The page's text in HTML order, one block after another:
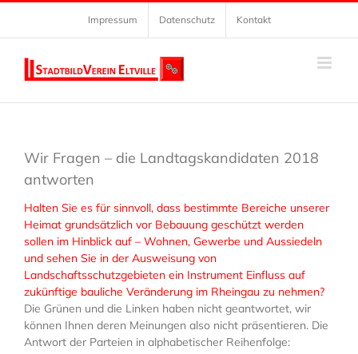
Zum
springen
Impressum Datenschutz Kontakt
Wir Fragen – die Landtagskandidaten 2018
antworten
Halten Sie es für sinnvoll, dass bestimmte Bereiche unserer
Heimat grundsätzlich vor Bebauung geschützt werden
sollen im Hinblick auf – Wohnen, Gewerbe und Aussiedeln
und sehen Sie in der Ausweisung von
Landschaftsschutzgebieten ein Instrument Einfluss auf
zukünftige bauliche Veränderung im Rheingau zu nehmen?
Die Grünen und die Linken haben nicht geantwortet, wir
können Ihnen deren Meinungen also nicht präsentieren. Die
Antwort der Parteien in alphabetischer Reihenfolge: